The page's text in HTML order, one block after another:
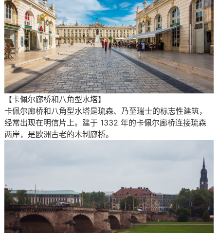
【卡佩尔廊桥和八角型水塔】
卡佩尔廊桥和八角型水塔是琉森、乃至瑞士的标志性建筑，
经常出现在明信片上。建于 1332 年的卡佩尔廊桥连接琉森
两岸，是欧洲古老的木制廊桥。